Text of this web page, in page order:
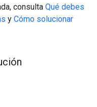
consulta Qué debes
y Cómo solucionar